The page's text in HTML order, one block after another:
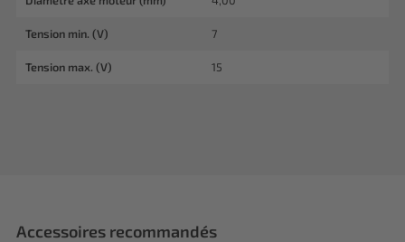
Tension min. (V) 7
Tension max. (V) 15
Accessoires recommandés